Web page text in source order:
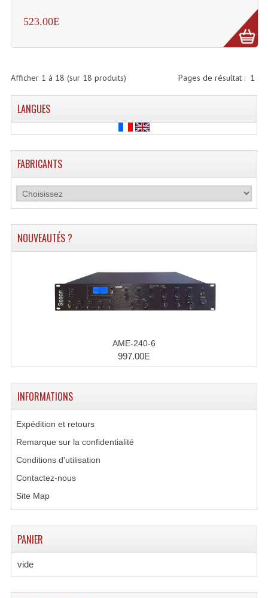
Liquides À Mousse
Nos Occasions Et Stock B
Les Occasions
Notre Stock B
LISTE DU MATERIEL D'OCCASION
PLAN ACCES, LES HORAIRES
523.00E
Pages de résultat : 1
Afficher 1 à 18 (sur 18 produits)
LANGUES
FABRICANTS
NOUVEAUTÉS ?
AME-240-6
997.00E
INFORMATIONS
Expédition et retours
Remarque sur la confidentialité
Conditions d'utilisation
Contactez-nous
Site Map
PANIER
vide